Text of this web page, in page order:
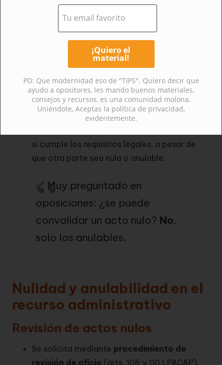
anterior.
Conversión
Si un acto nulo puede aprovecharse como
otro tipo de acto válido, se convierte en éste.
Conservación
si cumple los requisitos legales, a pesar de
que otra parte sea nula o anulable.
✅ Muy preguntado en
oposiciones: ¿se puede
convalidar un acto nulo? No,
solo los anulables.
Nulidad y anulabilidad en el
recurso administrativo
Revisión de actos nulos
Se solicita mediante procedimiento de
revisión de oficio (arts. 106 y 110 LPACAP).
PD: Que modernidad eso de "TIPS". Quiero decir que
ayudo a opositores, les mando buenos materiales,
consejos y recursos, es una comunidad molona.
Uniéndote, Aceptas la política de privacidad,
evidentemente.